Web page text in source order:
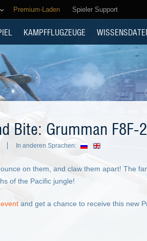
Premium-Laden Spieler Support
KAMPFFLUGZEUGE
Bite: Grumman F8F-
In anderen Sprachen:
on them, and claw them apart! The
of the Pacific jungle!
and get a chance to receive this new